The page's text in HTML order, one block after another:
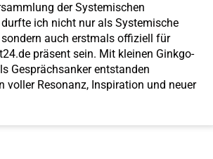
der Systemischen
ich nicht nur als Systemische
auch erstmals offiziell für
präsent sein. Mit kleinen Ginkgo-
Gesprächsanker entstanden
voller Resonanz, Inspiration und neuer